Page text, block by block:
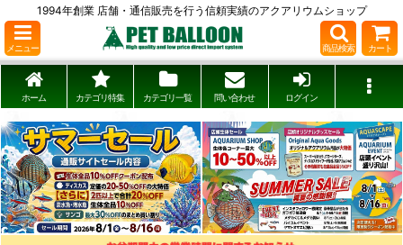
1994年創業 店舗・通信販売を行う信頼実績のアクアリウムショップ
メニュー 商品検索 カート
ホーム カテゴリ特集 カテゴリ一覧 問い合わせ ログイン